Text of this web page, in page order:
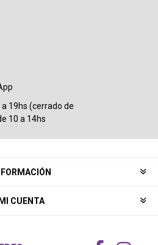
19hs (cerrado de
10 a 14hs
MI CUENTA